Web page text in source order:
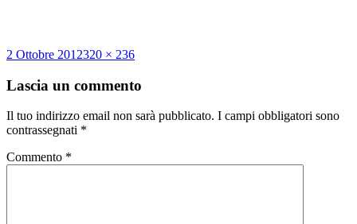
Scritto
2 Ottobre 2012Dimensione
320 × 236
Lascia un commento
Il tuo indirizzo email non sarà pubblicato. I campi obbligatori sono
contrassegnati *
Commento *